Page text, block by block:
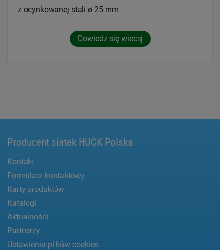
z ocynkowanej stali ø 25 mm
Dowiedz się wiecej
Producent siatek HUCK Polska
Kontakt
Formularz kontaktowy
Karty produktów
Katalogi
Aktualności
Partnerzy
Ustawienia plików cookies